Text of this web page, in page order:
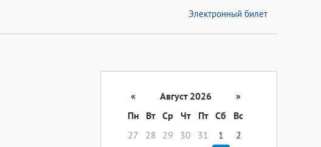
Электронный билет
« Август 2026
»
Пн
Вт Ср Чт Пт Сб
Вс
27
28 29 30 31 1
2